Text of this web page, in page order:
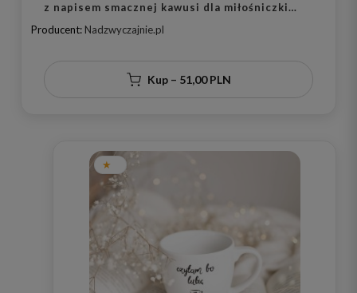
z napisem smacznej kawusi dla miłośniczki
kawy na urodziny
Producent: Nadzwyczajnie.pl
Kup – 51,00 PLN